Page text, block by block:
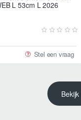
L 53cm L 2026
Stel een vraag